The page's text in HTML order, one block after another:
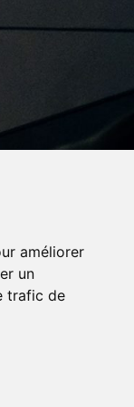
améliorer
un
trafic de
À louer / à vendre